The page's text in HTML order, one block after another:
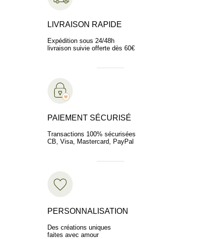
LIVRAISON RAPIDE
Expédition sous 24/48h
livraison suivie offerte dès 60€
PAIEMENT SÉCURISÉ
Transactions 100% sécurisées
CB, Visa, Mastercard, PayPal
PERSONNALISATION
Des créations uniques
faites avec amour